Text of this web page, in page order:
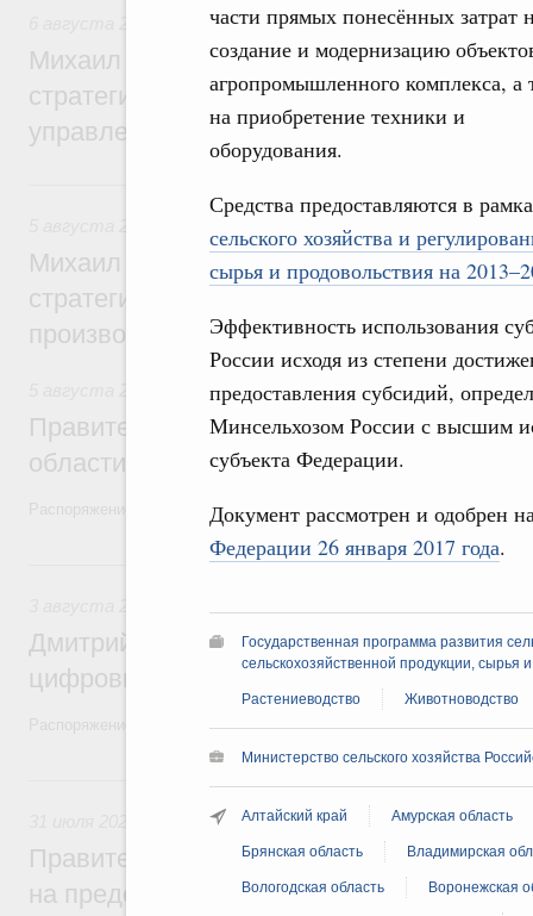
части прямых понесённых затрат
создание и модернизацию
агропромышленного комплекса, а
на приобретение техники и
оборудования.
Средства предоставляются в
сельского хозяйства и
сырья и продовольствия на
Эффективность использования
России исходя из степени
предоставления субсидий,
Минсельхозом России с высшим
субъекта Федерации.
Документ рассмотрен и одобрен
Федерации 26 января 2017 года.
Государственная программа развития
сельскохозяйственной продукции, сырья
Растениеводство Животноводство
Министерство сельского хозяйства
Алтайский край Амурская область
Брянская область Владимирская
Вологодская область Воронежская
Технологическое развитие. Инновации
Михаил Мишустин дал поручения по
стратегической сессии о
управления научно-технологическим
Вопросы производительности труда и
Михаил Мишустин дал поручения по
стратегической сессии, посвящённой
производительности труда
Национальный проект «Экологическое
Правительство увеличило объём
области в рамках федерального
Распоряжение от 3 августа 2026 года №2067-р
3 августа, понедельник
Дмитрий Григоренко возглавил штаб по
цифровых платформ
Распоряжение от 25 июля 2026 года №1966-р
31 июля, пятница
Социальная поддержка отдельных
Правительство направит регионам
на предоставление мер социальной